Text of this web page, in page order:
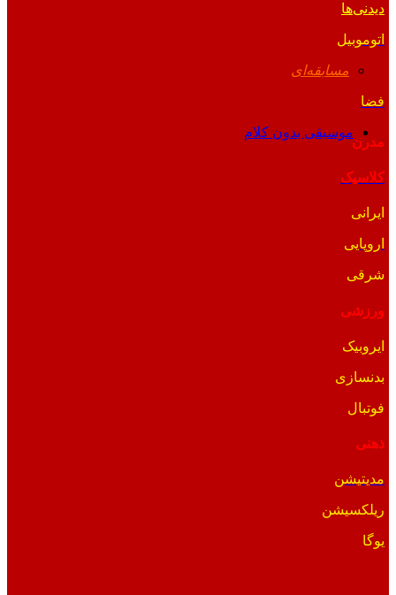
دیدنی‌ها
اتوموبیل
مسابقه‌ای
فضا
موسیقی بدون کلام
مدرن
کلاسیک
ایرانی
اروپایی
شرقی
ورزشی
ایروبیک
بدنسازی
فوتبال
ذهنی
مدیتیشن
ریلکسیشن
یوگا